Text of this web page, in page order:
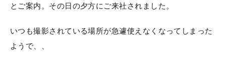
とご案内。その日の夕方にご来社されました。
いつも撮影されている場所が急遽使えなくなってしまった
ようで、、